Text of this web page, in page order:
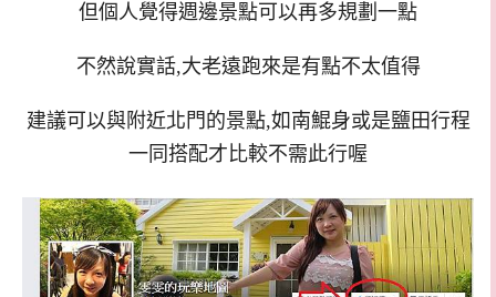
但個人覺得週邊景點可以再多規劃一點
不然說實話,大老遠跑來是有點不太值得
建議可以與附近北門的景點,如南鯤身或是鹽田行程
一同搭配才比較不需此行喔